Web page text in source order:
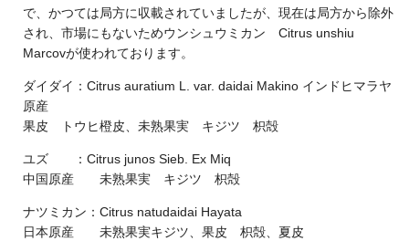
で、かつては局方に収載されていましたが、現在は局方から除外
され、市場にもないためウンシュウミカン Citrus unshiu
Marcovが使われております。
ダイダイ：Citrus auratium L. var. daidai Makino インドヒマラヤ
原産
果皮 トウヒ橙皮、未熟果実 キジツ 枳殻
ユズ ：Citrus junos Sieb. Ex Miq
中国原産 未熟果実 キジツ 枳殻
ナツミカン：Citrus natudaidai Hayata
日本原産 未熟果実キジツ、果皮 枳殻、夏皮